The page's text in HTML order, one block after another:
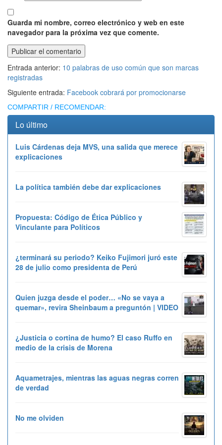
Guarda mi nombre, correo electrónico y web en este
navegador para la próxima vez que comente.
Entrada anterior: 10 palabras de uso común que son marcas
registradas
Siguiente entrada: Facebook cobrará por promocionarse
COMPARTIR / RECOMENDAR:
Lo último
Luis Cárdenas deja MVS, una salida que merece
explicaciones
La política también debe dar explicaciones
Propuesta: Código de Ética Público y
Vinculante para Políticos
¿terminará su periodo? Keiko Fujimori juró este
28 de julio como presidenta de Perú
Quien juzga desde el poder… «No se vaya a
quemar», revira Sheinbaum a preguntón | VIDEO
¿Justicia o cortina de humo? El caso Ruffo en
medio de la crisis de Morena
Aquametrajes, mientras las aguas negras corren
de verdad
No me olviden